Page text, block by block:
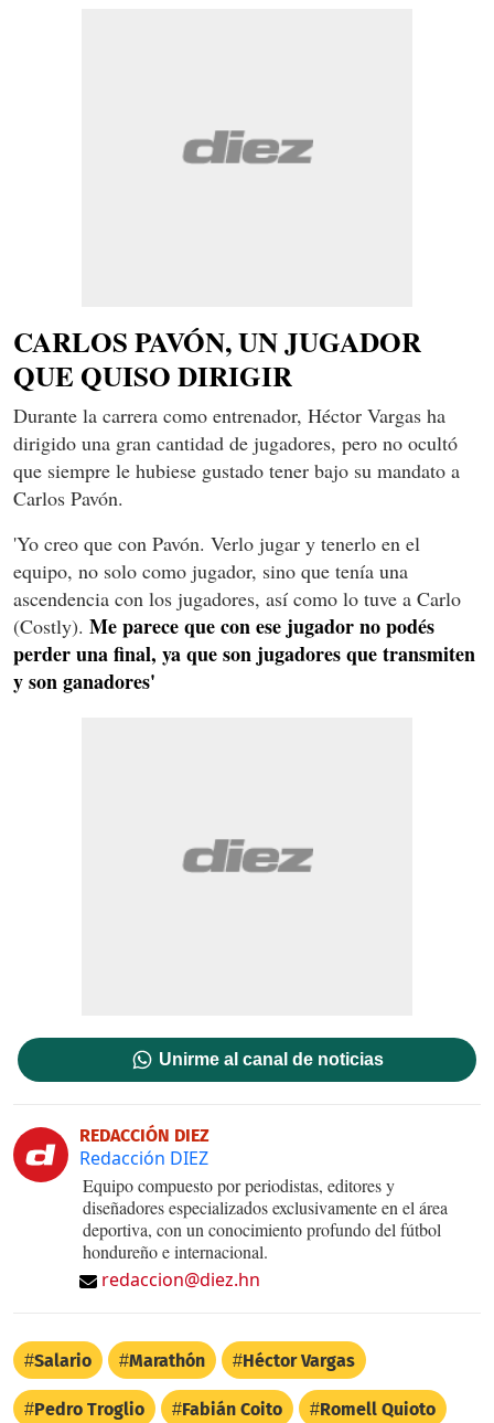
CARLOS PAVÓN, UN JUGADOR
QUE QUISO DIRIGIR
Durante la carrera como entrenador, Héctor Vargas ha
dirigido una gran cantidad de jugadores, pero no ocultó
que siempre le hubiese gustado tener bajo su mandato a
Carlos Pavón.
'Yo creo que con Pavón. Verlo jugar y tenerlo en el
equipo, no solo como jugador, sino que tenía una
ascendencia con los jugadores, así como lo tuve a Carlo
(Costly). Me parece que con ese jugador no podés
perder una final, ya que son jugadores que transmiten
y son ganadores'
Unirme al canal de noticias
REDACCIÓN DIEZ
Redacción DIEZ
Equipo compuesto por periodistas, editores y
diseñadores especializados exclusivamente en el área
deportiva, con un conocimiento profundo del fútbol
hondureño e internacional.
redaccion@diez.hn
Salario Marathón Héctor Vargas
Pedro Troglio Fabián Coito Romell Quioto